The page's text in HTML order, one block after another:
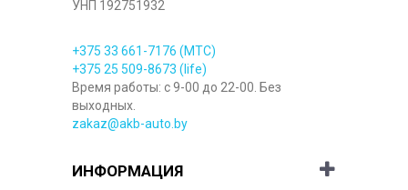
УНП 192751932
+375 33 661-7176 (МТС)
+375 25 509-8673 (life)
Время работы: с 9-00 до 22-00. Без
выходных.
zakaz@akb-auto.by
ИНФОРМАЦИЯ